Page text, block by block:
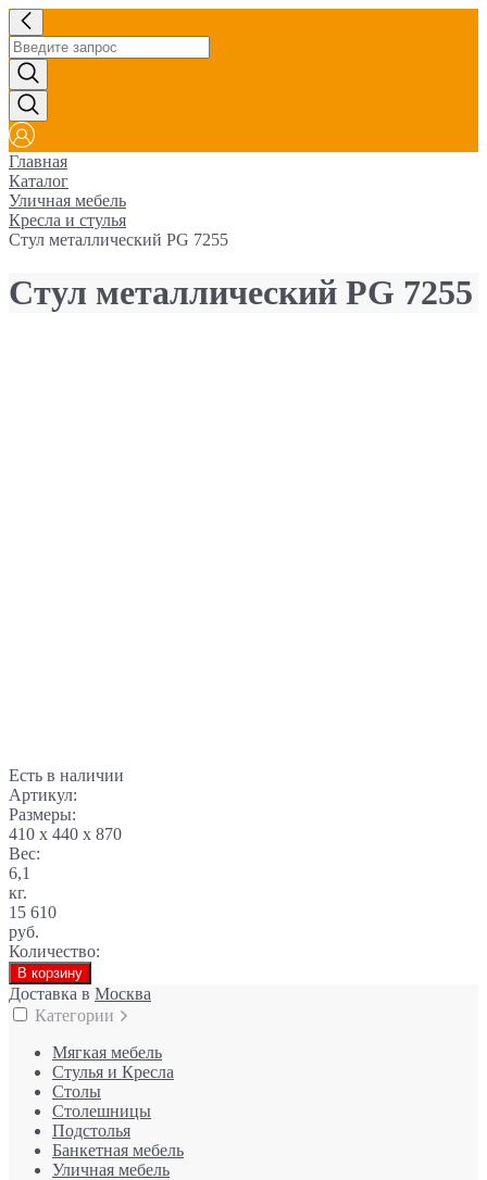
Главная
Каталог
Уличная мебель
Кресла и стулья
Стул металлический PG 7255
Стул металлический PG 7255
Есть в наличии
Артикул:
Размеры:
410 x 440 x 870
Вес:
6,1
кг.
15 610
руб.
Количество:
В корзину
Доставка в Москва
Категории
Мягкая мебель
Стулья и Кресла
Столы
Столешницы
Подстолья
Банкетная мебель
Уличная мебель